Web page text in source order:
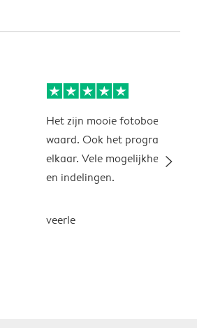
Het zijn mooie fotoboeken,
waard. Ook het programma
elkaar. Vele mogelijkheden,
en indelingen.
veerle
slim_arrow_right